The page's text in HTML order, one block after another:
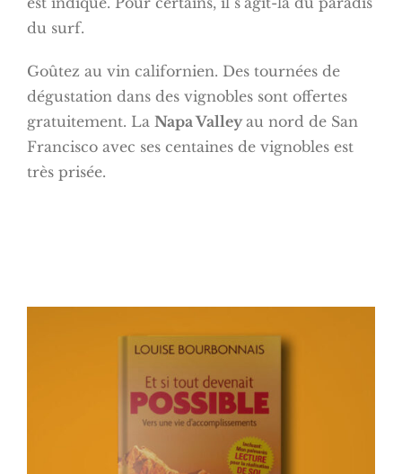
du surf.
Goûtez au vin californien. Des tournées de
dégustation dans des vignobles sont offertes
gratuitement. La Napa Valleyau nord de San
Francisco avec ses centaines de vignobles est
très prisée.